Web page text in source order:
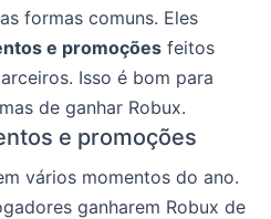
formas comuns. Eles
e promoções feitos
Isso é bom para
de ganhar Robux.
e promoções
vários momentos do ano.
ganharem Robux de